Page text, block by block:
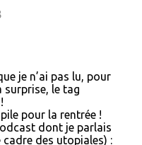
je n’ai pas lu, pour
surprise, le tag
pour la rentrée !
dont je parlais
cadre des utopiales) :